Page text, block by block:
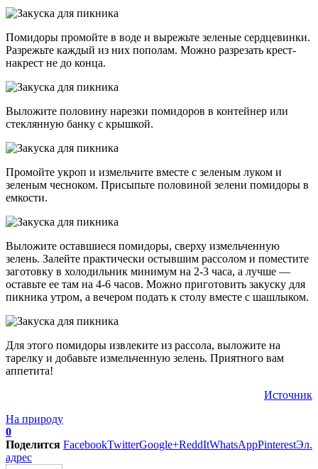
Помидоры промойте в воде и вырежьте зеленые сердцевинки.
Разрежьте каждый из них пополам. Можно разрезать крест-
накрест не до конца.
Выложите половину нарезки помидоров в контейнер или
стеклянную банку с крышкой.
Промойте укроп и измельчите вместе с зеленым луком и
зеленым чесноком. Присыпьте половиной зелени помидоры в
емкости.
Выложите оставшиеся помидоры, сверху измельченную
зелень. Залейте практически остывшим рассолом и поместите
заготовку в холодильник минимум на 2-3 часа, а лучше —
оставьте ее там на 4-6 часов. Можно приготовить закуску для
пикника утром, а вечером подать к столу вместе с шашлыком.
Для этого помидоры извлеките из рассола, выложите на
тарелку и добавьте измельченную зелень. Приятного вам
аппетита!
Источник
На природу
0
Поделится FacebookTwitterGoogle+ReddItWhatsAppPinterestЭл.
адрес